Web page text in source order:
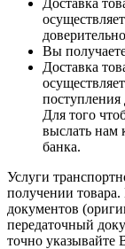
Вы
Доставка
Для того
выслать нам
банка.
Услуги
получении
документов
передаточный
точно указывайте